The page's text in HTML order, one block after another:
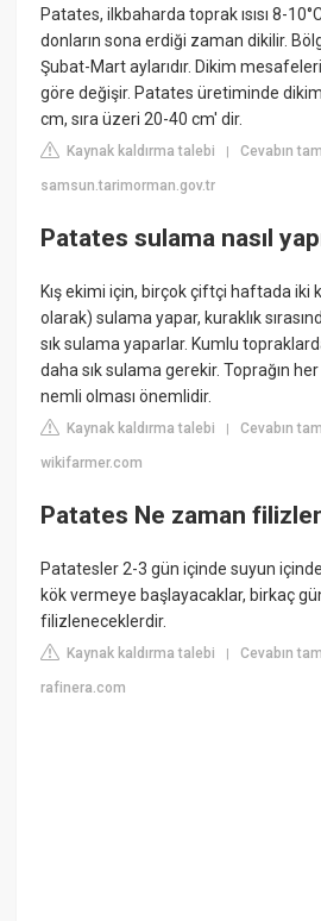
Patates, ilkbaharda toprak ısısı 8-
donların sona erdiği zaman dikilir.
Şubat-Mart aylarıdır. Dikim
göre değişir. Patates üretiminde
cm, sıra üzeri 20-40 cm' dir.
Kaynak kaldırma talebi |Cevabın
samsun.tarimorman.gov.tr
Patates sulama nasıl
Kış ekimi için, birçok çiftçi haftada iki
olarak) sulama yapar, kuraklık
sık sulama yaparlar. Kumlu
daha sık sulama gerekir. Toprağın
nemli olması önemlidir.
Kaynak kaldırma talebi |Cevabın
wikifarmer.com
Patates Ne zaman
Patatesler 2-3 gün içinde suyun
kök vermeye başlayacaklar, birkaç
filizleneceklerdir.
Kaynak kaldırma talebi |Cevabın
rafinera.com